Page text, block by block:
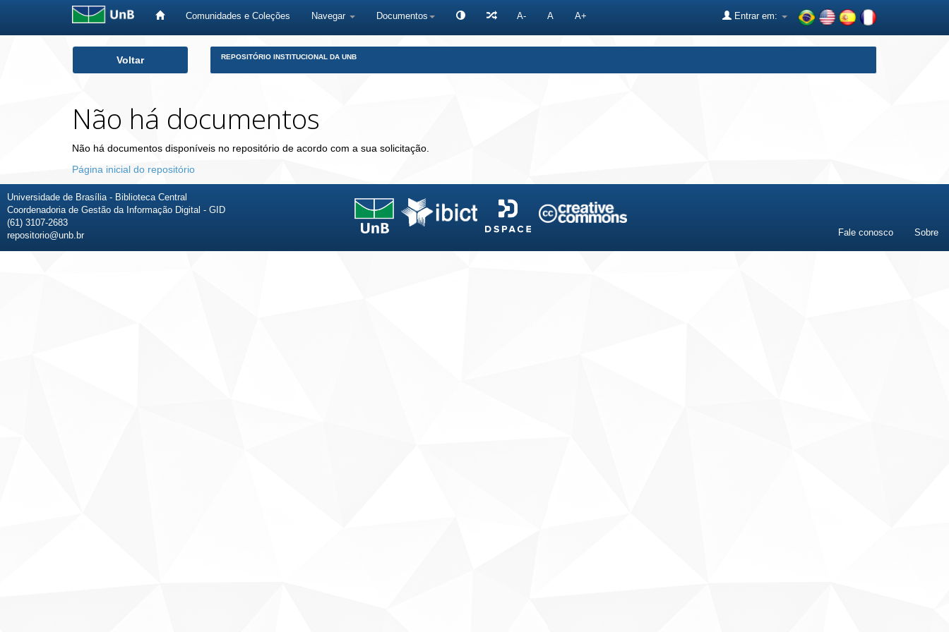
Comunidades e Coleções Navegar Documentos A- A A+ Entrar em:
Voltar REPOSITÓRIO INSTITUCIONAL DA UNB
Não há documentos
Não há documentos disponíveis no repositório de acordo com a sua solicitação.
Página inicial do repositório
Universidade de Brasília - Biblioteca Central
Coordenadoria de Gestão da Informação Digital - GID
(61) 3107-2683
repositorio@unb.br
Fale conosco Sobre